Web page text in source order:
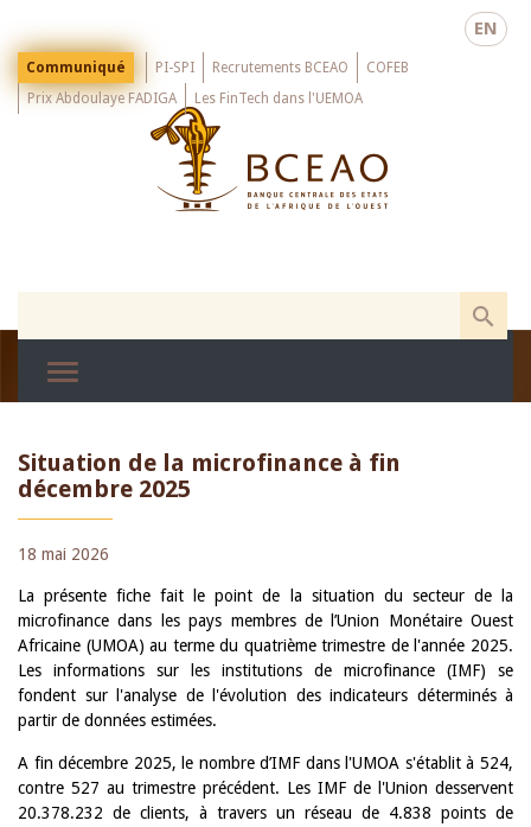
main
EN
Menu
Top
Communiqué PI-SPI Recrutements BCEAO
COFEB
Prix Abdoulaye FADIGA
Les FinTech dans l'UEMOA
Situation de la microfinance à fin
décembre 2025
18 mai 2026
La présente fiche fait le point de la situation du secteur de la
microfinance dans les pays membres de l’Union Monétaire Ouest
Africaine (UMOA) au terme du quatrième trimestre de l'année 2025.
Les informations sur les institutions de microfinance (IMF) se
fondent sur l'analyse de l'évolution des indicateurs déterminés à
partir de données estimées.
A fin décembre 2025, le nombre d’IMF dans l'UMOA s'établit à 524,
contre 527 au trimestre précédent. Les IMF de l'Union desservent
20.378.232 de clients, à travers un réseau de 4.838 points de